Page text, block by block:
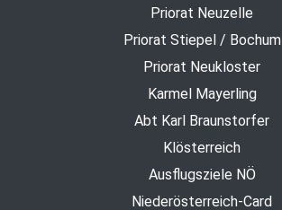
Priorat Neuzelle
Priorat Stiepel / Bochum
Priorat Neukloster
Karmel Mayerling
Abt Karl Braunstorfer
Klösterreich
Ausflugsziele NÖ
Niederösterreich-Card